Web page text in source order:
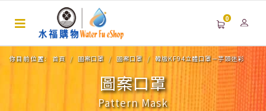
0
你目前位置: 首頁 圖案口罩 圖案口罩 韓版KF94立體口罩－芋頭迷彩
圖案口罩
Pattern Mask